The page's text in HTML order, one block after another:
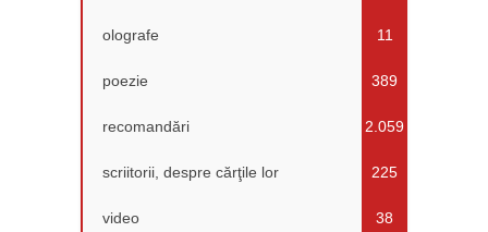
olografe 11
poezie 389
recomandări 2.059
scriitorii, despre cărţile lor 225
video 38